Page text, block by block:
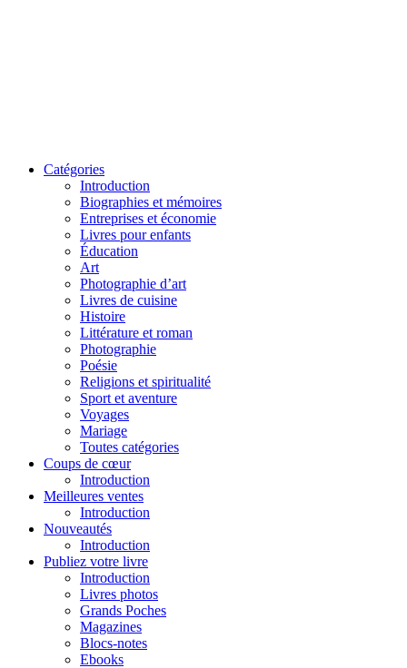
Catégories
Introduction
Biographies et mémoires
Entreprises et économie
Livres pour enfants
Éducation
Art
Photographie d’art
Livres de cuisine
Histoire
Littérature et roman
Photographie
Poésie
Religions et spiritualité
Sport et aventure
Voyages
Mariage
Toutes catégories
Coups de cœur
Introduction
Meilleures ventes
Introduction
Nouveautés
Introduction
Publiez votre livre
Introduction
Livres photos
Grands Poches
Magazines
Blocs-notes
Ebooks